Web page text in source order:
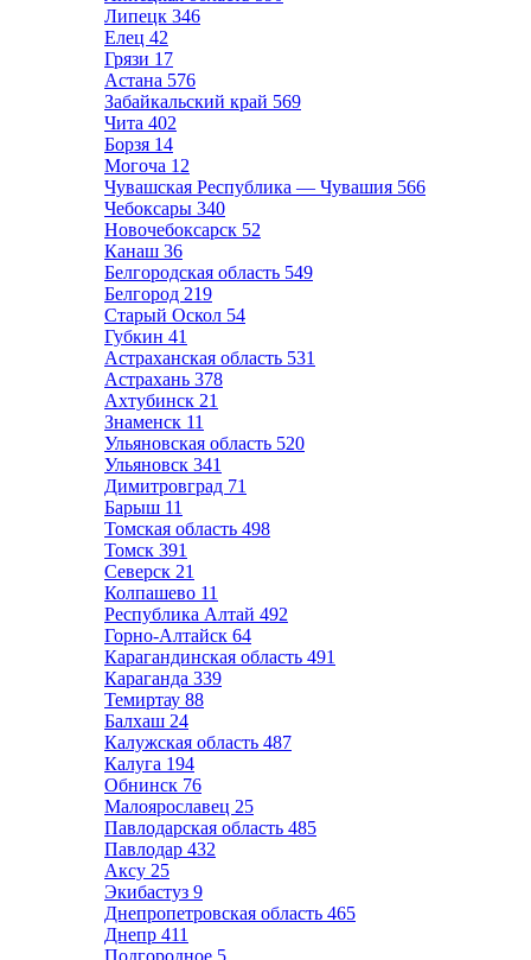
Липецк 346
Елец 42
Грязи 17
Астана 576
Забайкальский край 569
Чита 402
Борзя 14
Могоча 12
Чувашская Республика — Чувашия 566
Чебоксары 340
Новочебоксарск 52
Канаш 36
Белгородская область 549
Белгород 219
Старый Оскол 54
Губкин 41
Астраханская область 531
Астрахань 378
Ахтубинск 21
Знаменск 11
Ульяновская область 520
Ульяновск 341
Димитровград 71
Барыш 11
Томская область 498
Томск 391
Северск 21
Колпашево 11
Республика Алтай 492
Горно-Алтайск 64
Карагандинская область 491
Караганда 339
Темиртау 88
Балхаш 24
Калужская область 487
Калуга 194
Обнинск 76
Малоярославец 25
Павлодарская область 485
Павлодар 432
Аксу 25
Экибастуз 9
Днепропетровская область 465
Днепр 411
Подгородное 5